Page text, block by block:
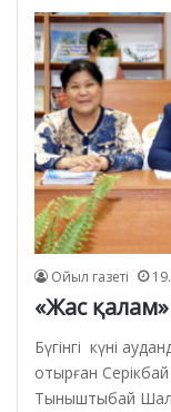
Ойыл газеті
«Жас
Бүгінгі күні
отырған
Тыныштыбай